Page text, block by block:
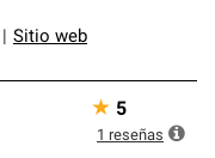
Sitio web
★ 5
1 reseñas